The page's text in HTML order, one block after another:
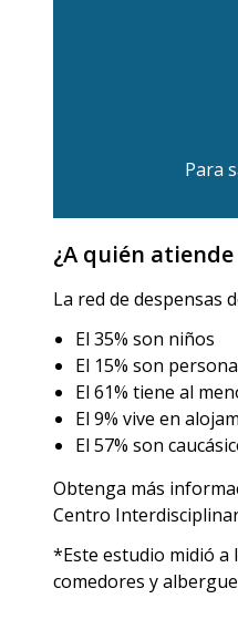
Para
¿A quién
La red de despensas
El 35% son niños
El 15% son
El 61% tiene al
El 9% vive en
El 57% son
Obtenga más
Centro
*Este estudio midió a
comedores y